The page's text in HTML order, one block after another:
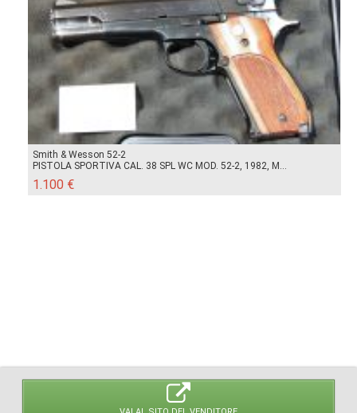
Smith & Wesson 52-2
PISTOLA SPORTIVA CAL. 38 SPL WC MOD. 52-2, 1982, M...
1.100 €